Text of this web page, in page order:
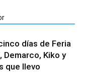
días de Feria
Demarco, Kiko y
que llevo